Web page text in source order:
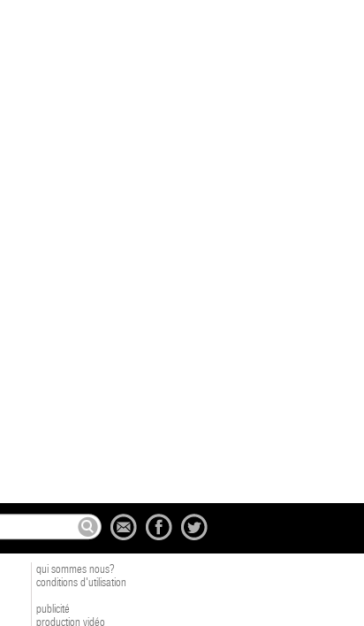
qui sommes nous?
conditions d'utilisation
publicité
production vidéo